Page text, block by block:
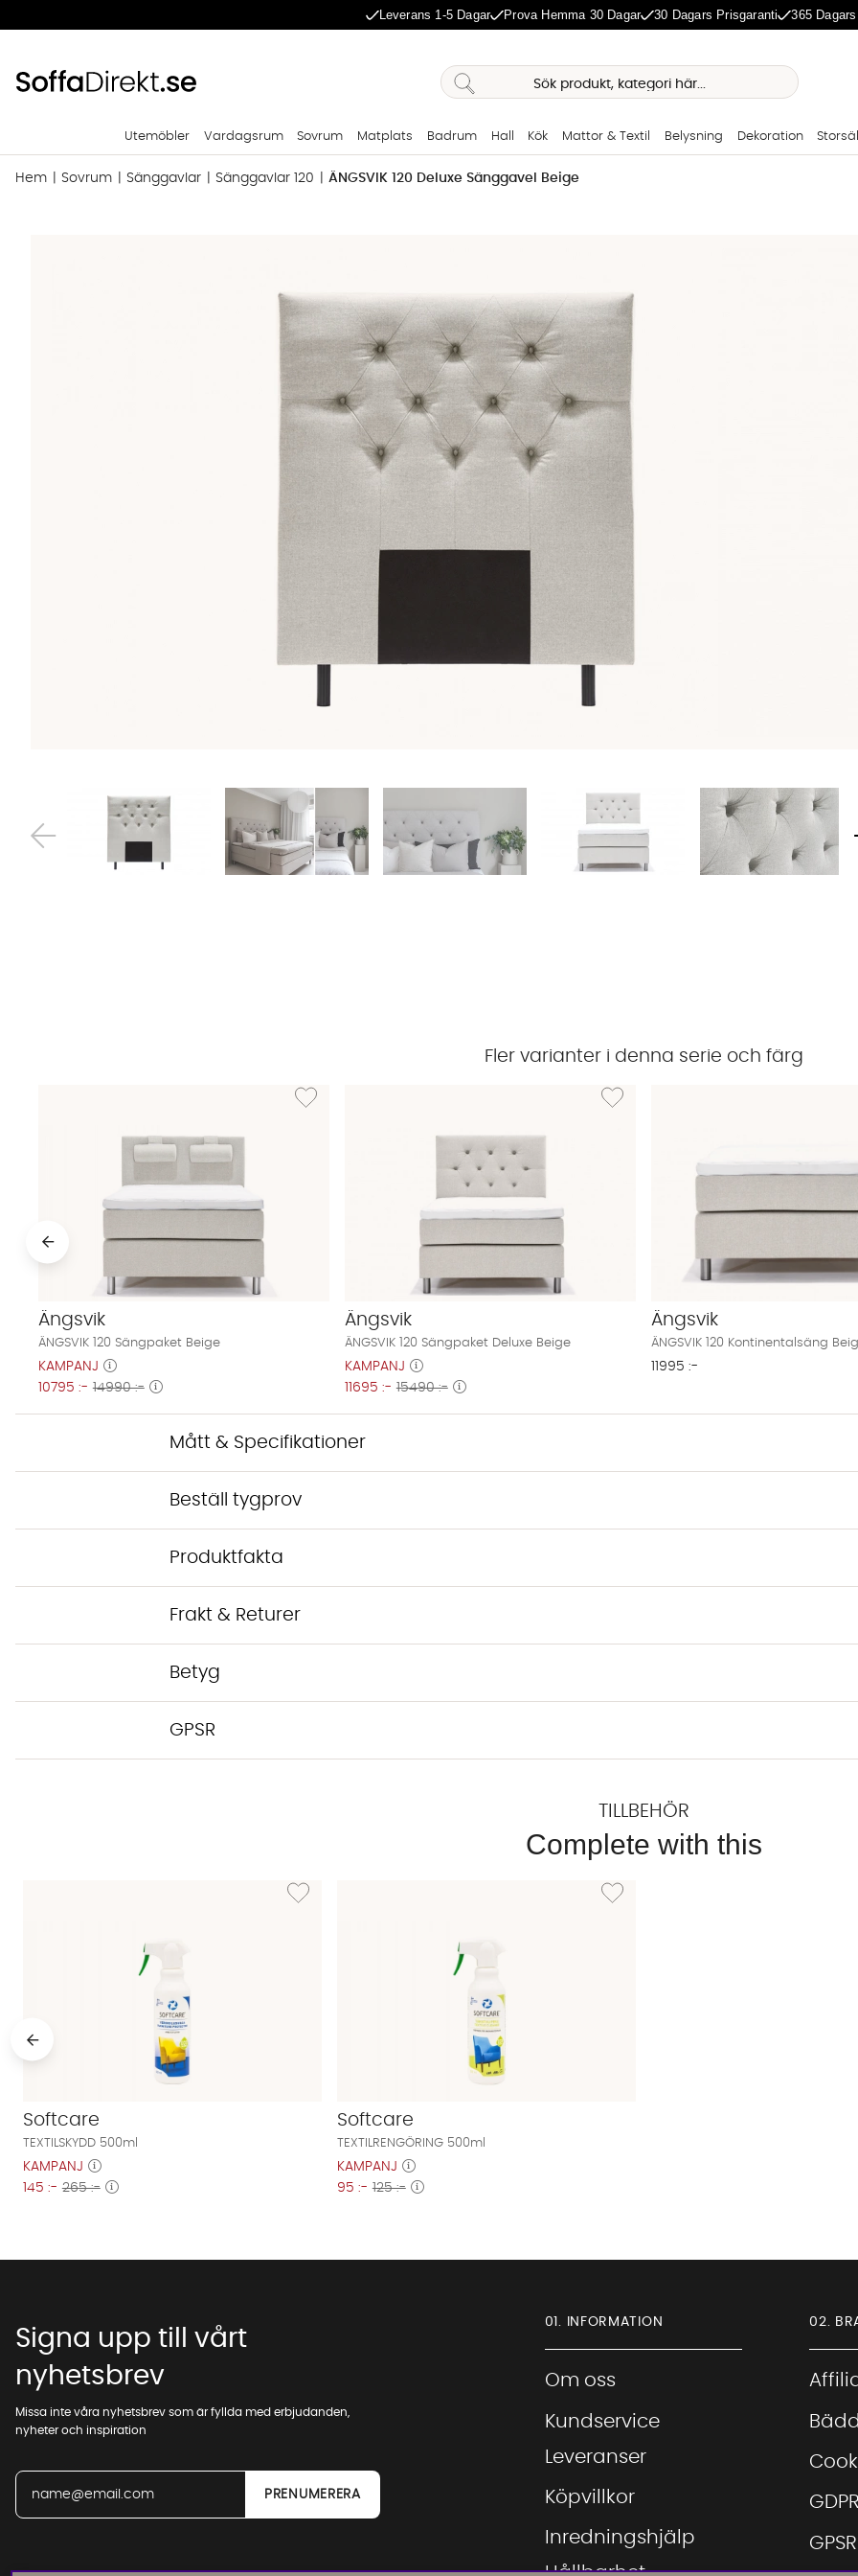
Leverans 1-5 Dagar Prova Hemma 30 Dagar 30 Dagars Prisgaranti 365
Utemöbler Vardagsrum Sovrum Matplats Badrum Hall Kök Mattor & Textil Belysning Dekoration
Hem Sovrum Sänggavlar Sänggavlar 120 ÄNGSVIK 120 Deluxe Sänggavel Beige
Fler varianter i denna serie och färg
Lägg till i önskelista: ÄNGSVIK 120 Sängpaket Beige
Ängsvik
ÄNGSVIK 120 Sängpaket Beige
KAMPANJ
10795 :- 14990 :-
Lägg till i önskelista: ÄNGSVIK 120 Sängpaket
Ängsvik
ÄNGSVIK 120 Sängpaket Deluxe Beige
KAMPANJ
11695 :- 15490 :-
Ängsvik
ÄNGSVIK 120 Kontinentalsäng
11995 :-
Mått & Specifikationer
Beställ tygprov
Produktfakta
Frakt & Returer
Betyg
GPSR
TILLBEHÖR
Complete with this
Lägg till i önskelista: TEXTILSKYDD 500ml
Softcare
TEXTILSKYDD 500ml
KAMPANJ
145 :- 265 :-
Lägg till i önskelista: TEXTILRENGÖRING 500ml
Softcare
TEXTILRENGÖRING 500ml
KAMPANJ
95 :- 125 :-
Signa upp till vårt
nyhetsbrev
Missa inte våra nyhetsbrev som är fyllda med erbjudanden,
nyheter och inspiration
01. INFORMATION
Om oss
Kundservice
Leveranser
Köpvillkor
Inredningshjälp
02.
GDPR
GPSR